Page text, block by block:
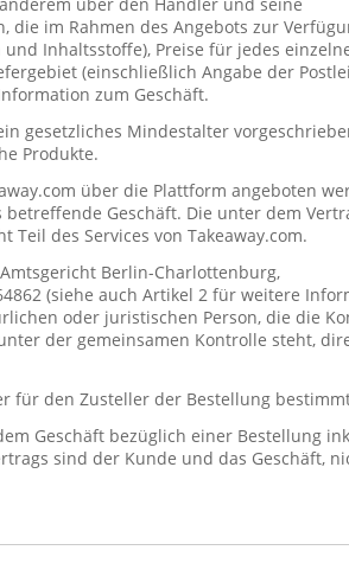
die im Rahmen des Angebots zur
Inhaltsstoffe), Preise für jedes
(einschließlich Angabe der
zum Geschäft.
gesetzliches Mindestalter
Produkte.
über die Plattform angeboten
Geschäft. Die unter dem
des Services von Takeaway.com.
Berlin-Charlottenburg,
(siehe auch Artikel 2 für weitere
oder juristischen Person, die die
der gemeinsamen Kontrolle steht,
für den Zusteller der Bestellung
Geschäft bezüglich einer Bestellung
sind der Kunde und das Geschäft,